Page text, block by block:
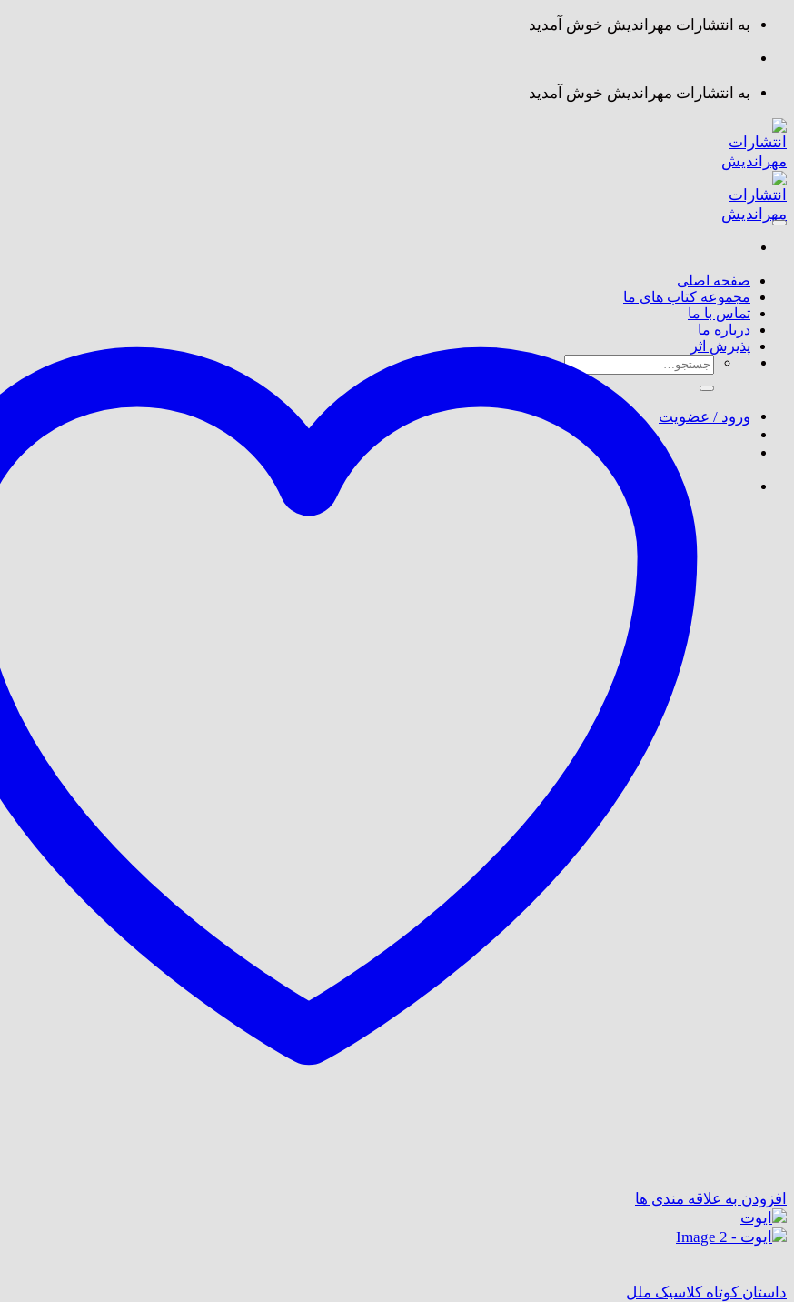
Skip
content
به انتشارات مهراندیش خوش آمدید
به انتشارات مهراندیش خوش آمدید
صفحه اصلی
مجموعه کتاب های ما
تماس با ما
درباره ما
پذیرش اثر
جستجو
برای:
ورود / عضویت
افزودن به علاقه مندی ها
داستان کوتاه کلاسیک ملل